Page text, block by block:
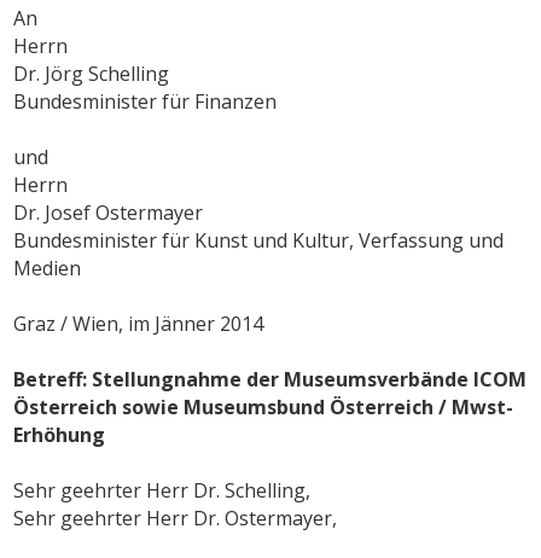
An
Herrn
Dr. Jörg Schelling
Bundesminister für Finanzen
und
Herrn
Dr. Josef Ostermayer
Bundesminister für Kunst und Kultur, Verfassung und
Medien
Graz / Wien, im Jänner 2014
Betreff: Stellungnahme der Museumsverbände ICOM
Österreich sowie Museumsbund Österreich / Mwst-
Erhöhung
Sehr geehrter Herr Dr. Schelling,
Sehr geehrter Herr Dr. Ostermayer,